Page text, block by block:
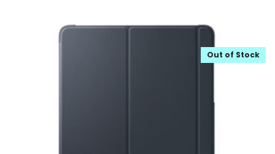
Out of Stock